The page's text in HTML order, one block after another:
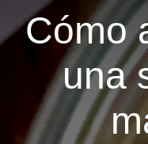
Cómo
una